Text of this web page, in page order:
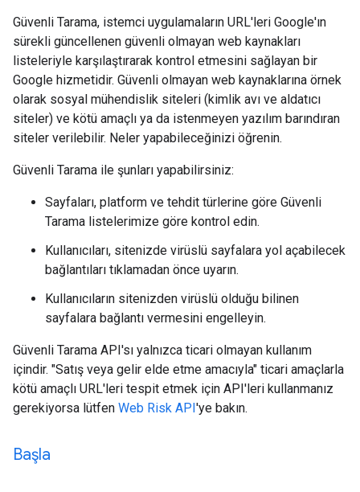
Güvenli Tarama, istemci uygulamaların URL'leri Google'ın
sürekli güncellenen güvenli olmayan web kaynakları
listeleriyle karşılaştırarak kontrol etmesini sağlayan bir
Google hizmetidir. Güvenli olmayan web kaynaklarına örnek
olarak sosyal mühendislik siteleri (kimlik avı ve aldatıcı
siteler) ve kötü amaçlı ya da istenmeyen yazılım barındıran
siteler verilebilir. Neler yapabileceğinizi öğrenin.
Güvenli Tarama ile şunları yapabilirsiniz:
Sayfaları, platform ve tehdit türlerine göre Güvenli
Tarama listelerimize göre kontrol edin.
Kullanıcıları, sitenizde virüslü sayfalara yol açabilecek
bağlantıları tıklamadan önce uyarın.
Kullanıcıların sitenizden virüslü olduğu bilinen
sayfalara bağlantı vermesini engelleyin.
Güvenli Tarama API'sı yalnızca ticari olmayan kullanım
içindir. "Satış veya gelir elde etme amacıyla" ticari amaçlarla
kötü amaçlı URL'leri tespit etmek için API'leri kullanmanız
gerekiyorsa lütfen Web Risk API'ye bakın.
Başla